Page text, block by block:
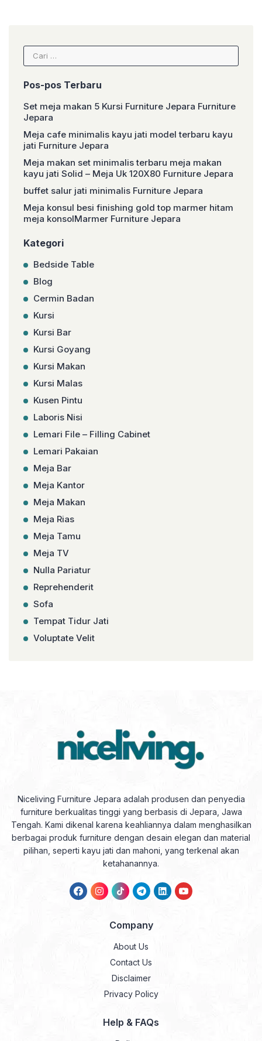
Cari
untuk:
Pos-pos Terbaru
Set meja makan 5 Kursi Furniture Jepara Furniture
Jepara
Meja cafe minimalis kayu jati model terbaru kayu
jati Furniture Jepara
Meja makan set minimalis terbaru meja makan
kayu jati Solid – Meja Uk 120X80 Furniture Jepara
buffet salur jati minimalis Furniture Jepara
Meja konsul besi finishing gold top marmer hitam
meja konsolMarmer Furniture Jepara
Kategori
Bedside Table
Blog
Cermin Badan
Kursi
Kursi Bar
Kursi Goyang
Kursi Makan
Kursi Malas
Kusen Pintu
Laboris Nisi
Lemari File – Filling Cabinet
Lemari Pakaian
Meja Bar
Meja Kantor
Meja Makan
Meja Rias
Meja Tamu
Meja TV
Nulla Pariatur
Reprehenderit
Sofa
Tempat Tidur Jati
Voluptate Velit
Niceliving Furniture Jepara adalah produsen dan penyedia
furniture berkualitas tinggi yang berbasis di Jepara, Jawa
Tengah. Kami dikenal karena keahliannya dalam menghasilkan
berbagai produk furniture dengan desain elegan dan material
pilihan, seperti kayu jati dan mahoni, yang terkenal akan
ketahanannya.
Company
About Us
Contact Us
Disclaimer
Privacy Policy
Help & FAQs